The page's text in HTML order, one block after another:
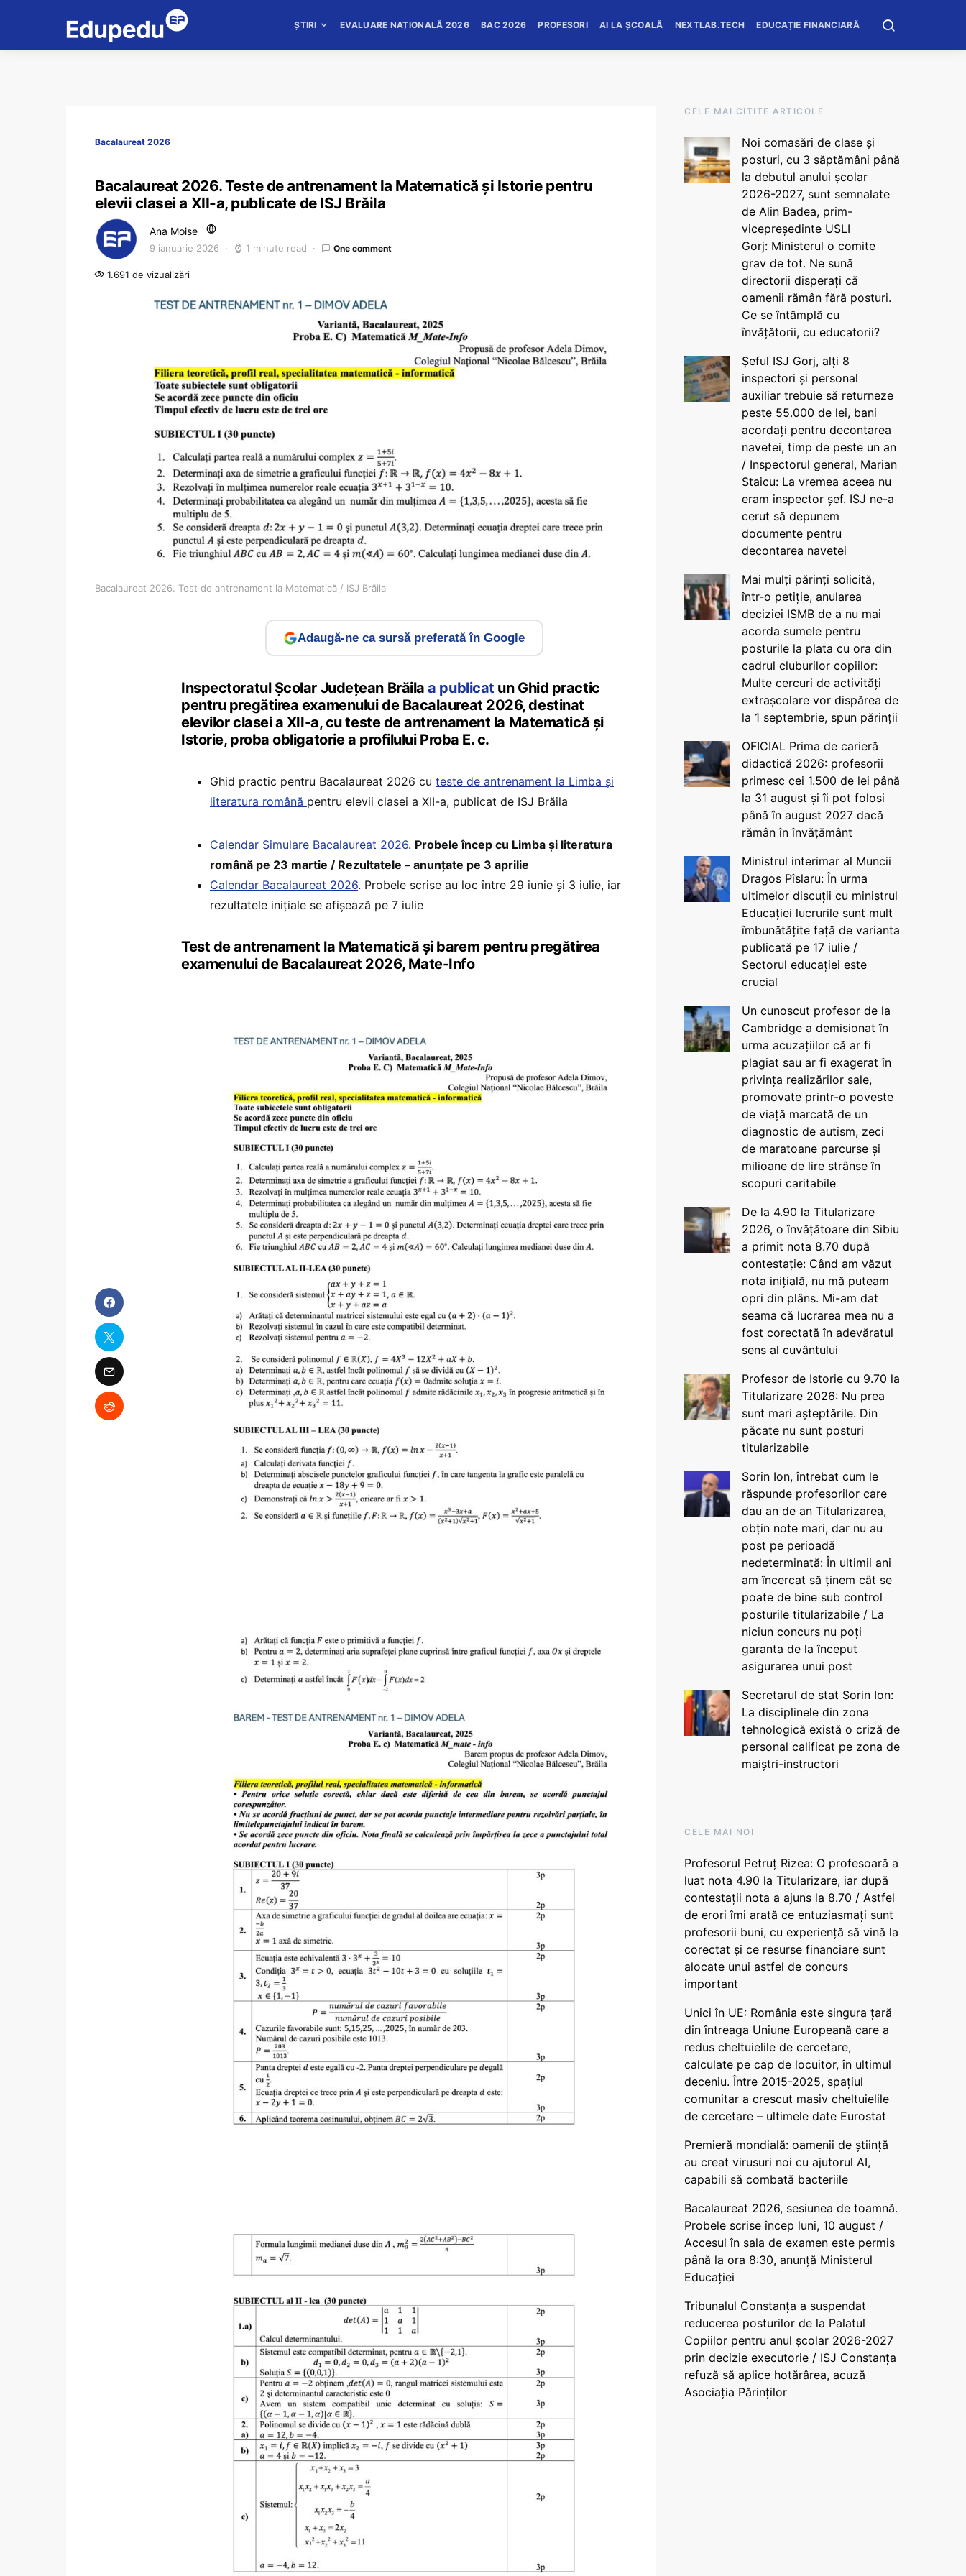
ȘTIRI EVALUARE NAȚIONALĂ 2026 BAC 2026 PROFESORI AI LA ȘCOALĂ NEXTLAB.TECH EDUCAȚIE FINANCIARĂ
Bacalaureat 2026
Bacalaureat 2026. Teste de antrenament la Matematică și Istorie pentru
elevii clasei a XII-a, publicate de ISJ Brăila
Ana Moise
9 ianuarie 2026 1 minute read One comment
1.691 de vizualizări
Bacalaureat 2026. Test de antrenament la Matematică / ISJ Brăila
Adaugă-ne ca sursă preferată în Google
Inspectoratul Şcolar Judeţean Brăilaa publicat un Ghid practic
pentru pregătirea examenului de Bacalaureat 2026, destinat
elevilor clasei a XII-a, cu teste de antrenament la Matematică și
Istorie, proba obligatorie a profilului Proba E. c.
Ghid practic pentru Bacalaureat 2026 cu teste de antrenament la Limba și
literatura română pentru elevii clasei a XII-a, publicat de ISJ Brăila
Calendar Simulare Bacalaureat 2026. Probele încep cu Limba și literatura
română pe 23 martie / Rezultatele – anunțate pe 3 aprilie
Calendar Bacalaureat 2026. Probele scrise au loc între 29 iunie și 3 iulie, iar
rezultatele inițiale se afișează pe 7 iulie
Test de antrenament la Matematică și barem pentru pregătirea
examenului de Bacalaureat 2026, Mate-Info
CELE MAI CITITE ARTICOLE
Noi comasări de clase și
posturi, cu 3 săptămâni până
la debutul anului școlar
2026-2027, sunt semnalate
de Alin Badea, prim-
vicepreședinte USLI
Gorj: Ministerul o comite
grav de tot. Ne sună
directorii disperați că
oamenii rămân fără posturi.
Ce se întâmplă cu
învățătorii, cu educatorii?
Șeful ISJ Gorj, alți 8
inspectori și personal
auxiliar trebuie să returneze
peste 55.000 de lei, bani
acordați pentru decontarea
navetei, timp de peste un an
/ Inspectorul general, Marian
Staicu: La vremea aceea nu
eram inspector șef. ISJ ne-a
cerut să depunem
documente pentru
decontarea navetei
Mai mulți părinți solicită,
într-o petiție, anularea
deciziei ISMB de a nu mai
acorda sumele pentru
posturile la plata cu ora din
cadrul cluburilor copiilor:
Multe cercuri de activități
extrașcolare vor dispărea de
la 1 septembrie, spun părinții
OFICIAL Prima de carieră
didactică 2026: profesorii
primesc cei 1.500 de lei până
la 31 august și îi pot folosi
până în august 2027 dacă
rămân în învățământ
Ministrul interimar al Muncii
Dragos Pîslaru: În urma
ultimelor discuții cu ministrul
Educației lucrurile sunt mult
îmbunătățite față de varianta
publicată pe 17 iulie /
Sectorul educației este
crucial
Un cunoscut profesor de la
Cambridge a demisionat în
urma acuzațiilor că ar fi
plagiat sau ar fi exagerat în
privința realizărilor sale,
promovate printr-o poveste
de viață marcată de un
diagnostic de autism, zeci
de maratoane parcurse și
milioane de lire strânse în
scopuri caritabile
De la 4.90 la Titularizare
2026, o învățătoare din Sibiu
a primit nota 8.70 după
contestație: Când am văzut
nota inițială, nu mă puteam
opri din plâns. Mi-am dat
seama că lucrarea mea nu a
fost corectată în adevăratul
sens al cuvântului
Profesor de Istorie cu 9.70 la
Titularizare 2026: Nu prea
sunt mari așteptările. Din
păcate nu sunt posturi
titularizabile
Sorin Ion, întrebat cum le
răspunde profesorilor care
dau an de an Titularizarea,
obțin note mari, dar nu au
post pe perioadă
nedeterminată: În ultimii ani
am încercat să ținem cât se
poate de bine sub control
posturile titularizabile / La
niciun concurs nu poți
garanta de la început
asigurarea unui post
Secretarul de stat Sorin Ion:
La disciplinele din zona
tehnologică există o criză de
personal calificat pe zona de
maiștri-instructori
CELE MAI NOI
Profesorul Petruț Rizea: O profesoară a
luat nota 4.90 la Titularizare, iar după
contestații nota a ajuns la 8.70 / Astfel
de erori îmi arată ce entuziasmați sunt
profesorii buni, cu experiență să vină la
corectat și ce resurse financiare sunt
alocate unui astfel de concurs
important
Unici în UE: România este singura țară
din întreaga Uniune Europeană care a
redus cheltuielile de cercetare,
calculate pe cap de locuitor, în ultimul
deceniu. Între 2015-2025, spațiul
comunitar a crescut masiv cheltuielile
de cercetare – ultimele date Eurostat
Premieră mondială: oamenii de știință
au creat virusuri noi cu ajutorul AI,
capabili să combată bacteriile
Bacalaureat 2026, sesiunea de toamnă.
Probele scrise încep luni, 10 august /
Accesul în sala de examen este permis
până la ora 8:30, anunță Ministerul
Educației
Tribunalul Constanța a suspendat
reducerea posturilor de la Palatul
Copiilor pentru anul școlar 2026-2027
prin decizie executorie / ISJ Constanța
refuză să aplice hotărârea, acuză
Asociația Părinților